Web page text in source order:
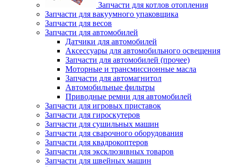
Запчасти для котлов отопления
Запчасти для вакуумного упаковщика
Запчасти для весов
Запчасти для автомобилей
Датчики для автомобилей
Аксессуары для автомобильного освещения
Запчасти для автомобилей (прочее)
Моторные и трансмиссионные масла
Запчасти для автомагнитол
Автомобильные фильтры
Приводные ремни для автомобилей
Запчасти для игровых приставок
Запчасти для гироскутеров
Запчасти для сушильных машин
Запчасти для сварочного оборудования
Запчасти для квадрокоптеров
Запчасти для эксклюзивных товаров
Запчасти для швейных машин